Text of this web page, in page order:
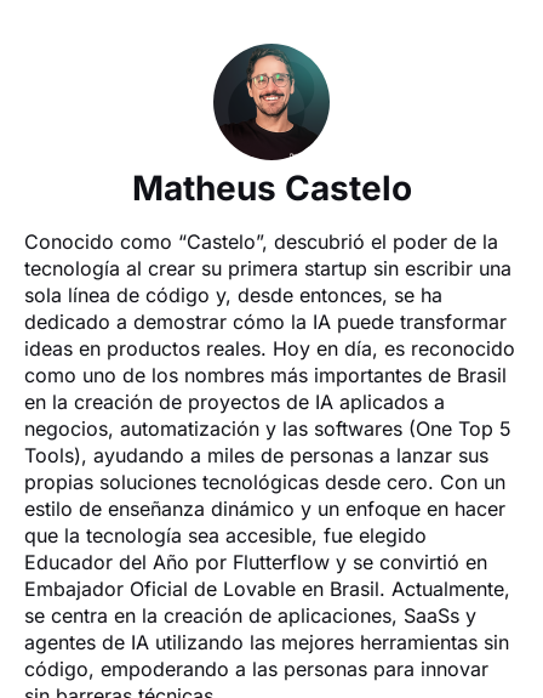
Matheus Castelo
Conocido como “Castelo”, descubrió el poder de la
tecnología al crear su primera startup sin escribir una
sola línea de código y, desde entonces, se ha
dedicado a demostrar cómo la IA puede transformar
ideas en productos reales. Hoy en día, es reconocido
como uno de los nombres más importantes de Brasil
en la creación de proyectos de IA aplicados a
negocios, automatización y las softwares (One Top 5
Tools), ayudando a miles de personas a lanzar sus
propias soluciones tecnológicas desde cero. Con un
estilo de enseñanza dinámico y un enfoque en hacer
que la tecnología sea accesible, fue elegido
Educador del Año por Flutterflow y se convirtió en
Embajador Oficial de Lovable en Brasil. Actualmente,
se centra en la creación de aplicaciones, SaaSs y
agentes de IA utilizando las mejores herramientas sin
código, empoderando a las personas para innovar